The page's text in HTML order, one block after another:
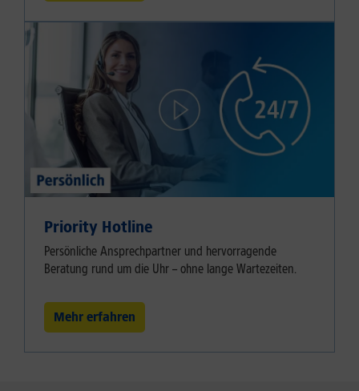
Priority Hotline
Persönliche Ansprechpartner und hervorragende
Beratung rund um die Uhr – ohne lange Wartezeiten.
Mehr erfahren